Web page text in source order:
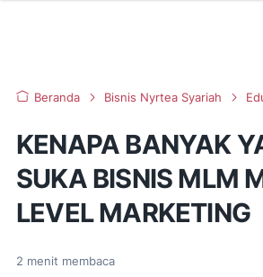
Beranda Bisnis Nyrtea Syariah
KENAPA BANYAK
SUKA BISNIS MLM
LEVEL MARKETING
2 menit membaca